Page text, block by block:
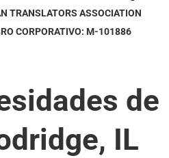
TRANSLATORS ASSOCIATION
CORPORATIVO: M-101886
de
IL